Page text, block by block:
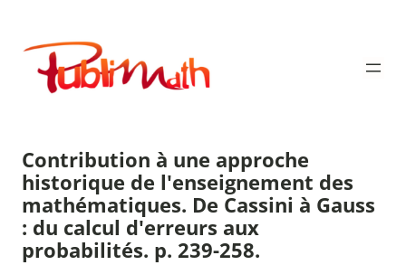
contenu
Publimath
Contribution à une approche
historique de l'enseignement des
mathématiques. De Cassini à Gauss
: du calcul d'erreurs aux
probabilités. p. 239-258.